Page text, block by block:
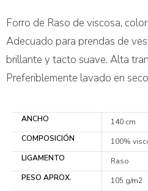
Forro de Raso de viscosa,
Adecuado para prendas de
brillante y tacto suave. Alta
Preferiblemente lavado en
ANCHO
140 cm
COMPOSICIÓN
100%
LIGAMENTO
Raso
PESO APROX.
105 g/m2